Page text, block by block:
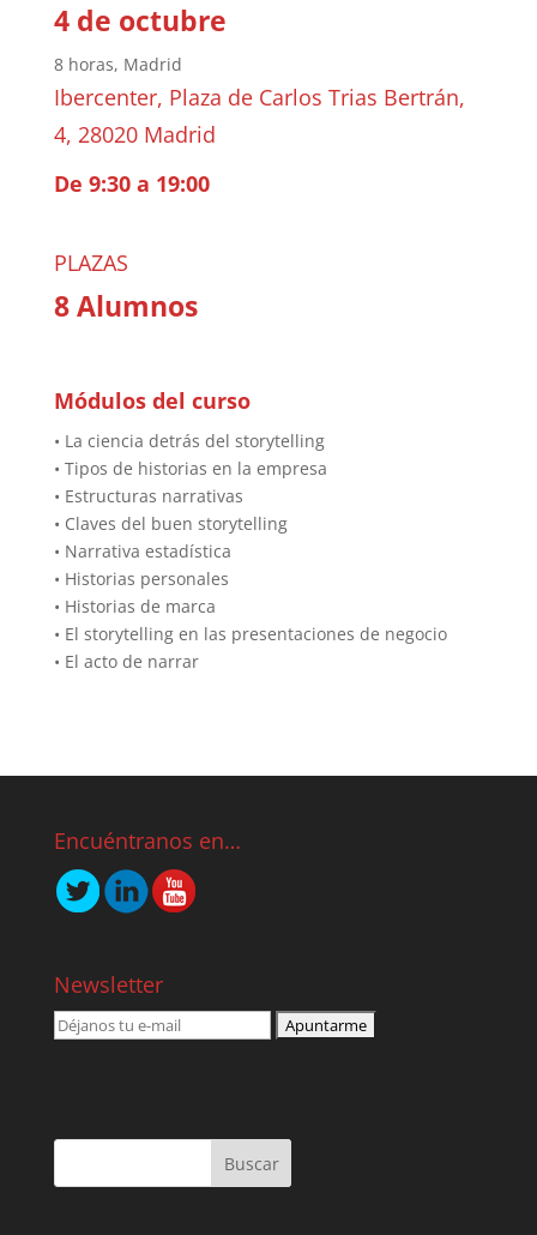
4 de octubre
8 horas, Madrid
Ibercenter, Plaza de Carlos Trias Bertrán,
4, 28020 Madrid
De 9:30 a 19:00
PLAZAS
8 Alumnos
Módulos del curso
• La ciencia detrás del storytelling
• Tipos de historias en la empresa
• Estructuras narrativas
• Claves del buen storytelling
• Narrativa estadística
• Historias personales
• Historias de marca
• El storytelling en las presentaciones de negocio
• El acto de narrar
Encuéntranos en…
Newsletter